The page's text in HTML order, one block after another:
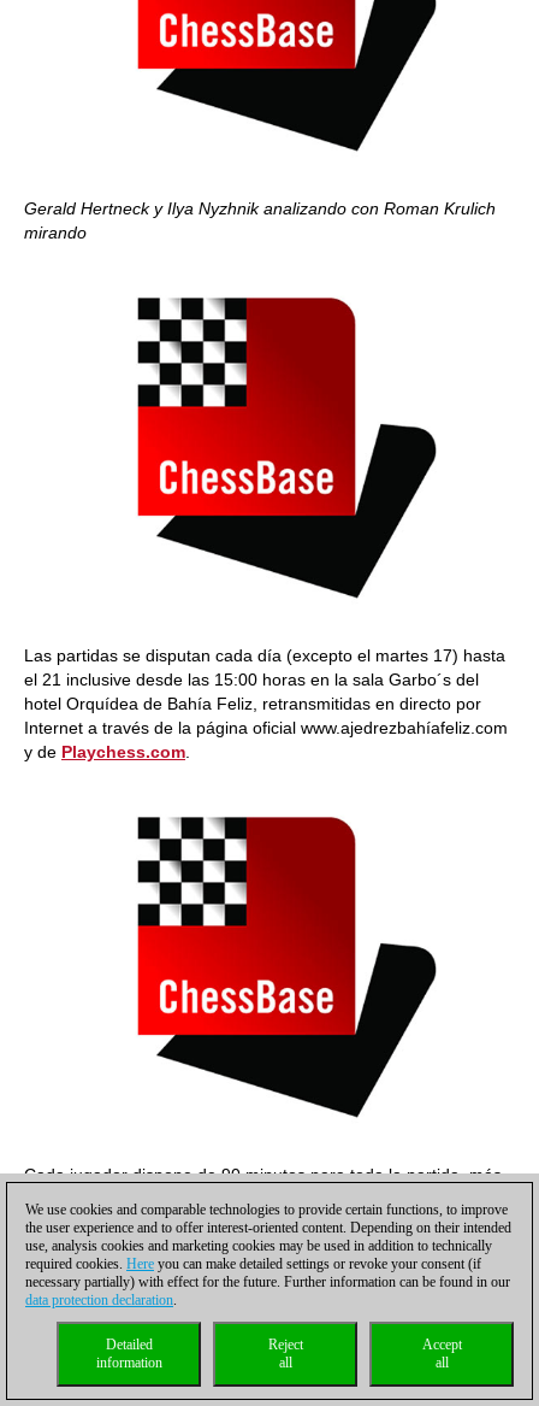
Gerald Hertneck y Ilya Nyzhnik analizando con Roman Krulich
mirando
Las partidas se disputan cada día (excepto el martes 17) hasta
el 21 inclusive desde las 15:00 horas en la sala Garbo´s del
hotel Orquídea de Bahía Feliz, retransmitidas en directo por
Internet a través de la página oficial www.ajedrezbahíafeliz.com
y de Playchess.com
Cada jugador dispone de 90 minutos para toda la partida, más
movimiento.
Fotos: cortesía delsitio web oficial
Clasificación tras la primera ronda
We use cookies and comparable technologies to provide certain functions, to improve
the user experience and to offer interest-oriented content. Depending on their intended
use, analysis cookies and marketing cookies may be used in addition to technically
required cookies. Here you can make detailed settings or revoke your consent (if
necessary partially) with effect for the future. Further information can be found in our
data protection declaration.
Accept
all
Reject
all
Detailed
information